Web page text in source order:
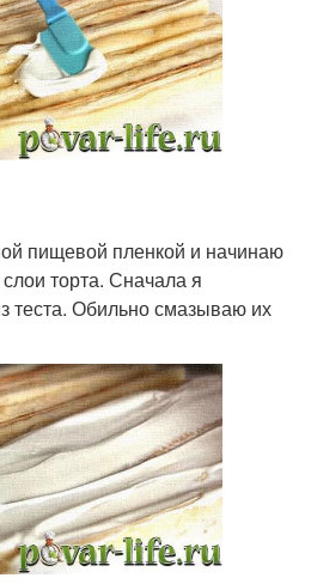
пищевой пленкой и начинаю
торта. Сначала я
теста. Обильно смазываю их